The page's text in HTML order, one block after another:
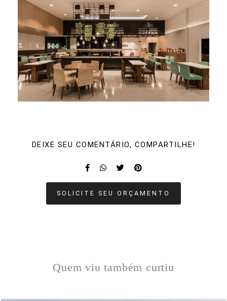
DEIXE SEU COMENTÁRIO, COMPARTILHE!
SOLICITE SEU ORÇAMENTO
Quem viu também curtiu